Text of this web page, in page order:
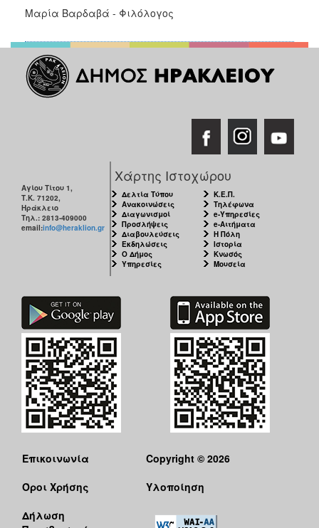
Μαρία Βαρδαβά - Φιλόλογος
Αγίου Τίτου 1,
Τ.Κ. 71202,
Ηράκλειο
Τηλ.: 2813-409000
email:info@heraklion.gr
Χάρτης Ιστοχώρου
Δελτία Τύπου
Ανακοινώσεις
Διαγωνισμοί
Προσλήψεις
Διαβουλεύσεις
Εκδηλώσεις
Ο Δήμος
Υπηρεσίες
Κ.Ε.Π.
Τηλέφωνα
e-Υπηρεσίες
e-Αιτήματα
Η Πόλη
Ιστορία
Κνωσός
Μουσεία
Επικοινωνία
Όροι Χρήσης
Δήλωση
Copyright © 2026
Υλοποίηση